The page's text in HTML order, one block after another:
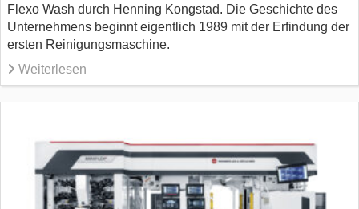
Flexo Wash durch Henning Kongstad. Die Geschichte des
Unternehmens beginnt eigentlich 1989 mit der Erfindung der
ersten Reinigungsmaschine.
Weiterlesen